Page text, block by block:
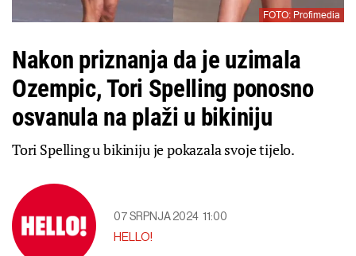
FOTO: Profimedia
Nakon priznanja da je uzimala
Ozempic, Tori Spelling ponosno
osvanula na plaži u bikiniju
Tori Spelling u bikiniju je pokazala svoje tijelo.
07 SRPNJA 2024 11:00
HELLO!